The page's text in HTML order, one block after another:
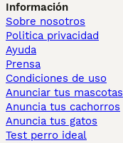
Información
Sobre nosotros
Politica privacidad
Ayuda
Prensa
Condiciones de uso
Anunciar tus mascotas
Anuncia tus cachorros
Anuncia tus gatos
Test perro ideal